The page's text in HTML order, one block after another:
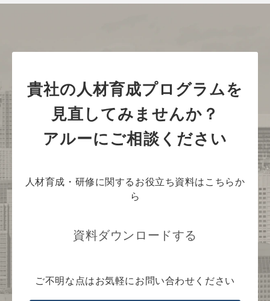
貴社の人材育成プログラムを
見直してみませんか？
アルーにご相談ください
人材育成・研修に関するお役立ち資料はこちらか
ら
資料ダウンロードする
ご不明な点はお気軽にお問い合わせください